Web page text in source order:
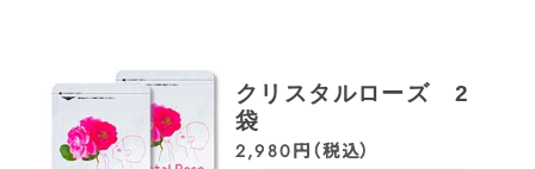
クリスタルローズ 2
袋
2,980円（税込）